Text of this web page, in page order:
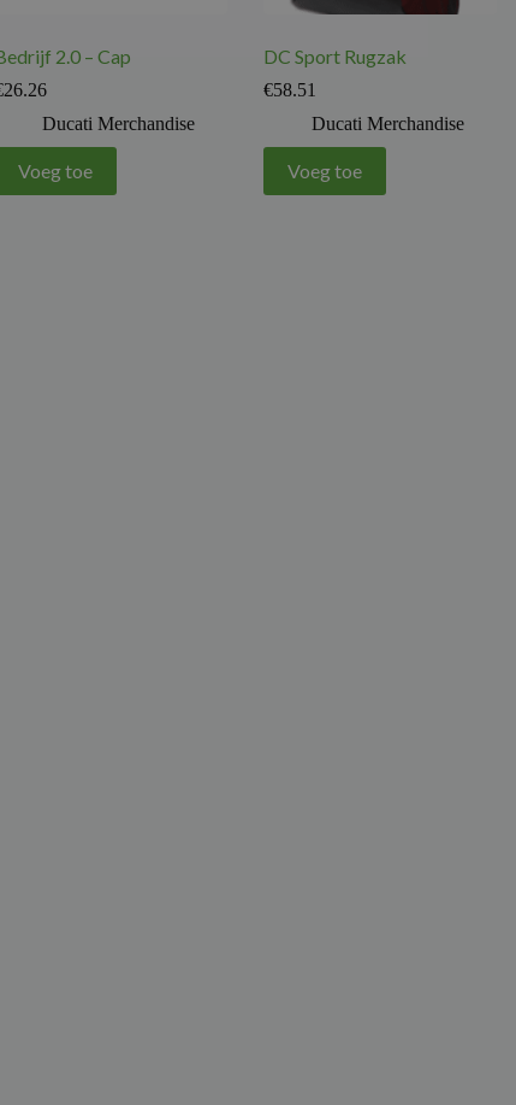
2.0 – Cap
26.26
Ducati Merchandise
Voeg toe
DC Sport Rugzak
€58.51
Ducati Merchandise
Voeg toe